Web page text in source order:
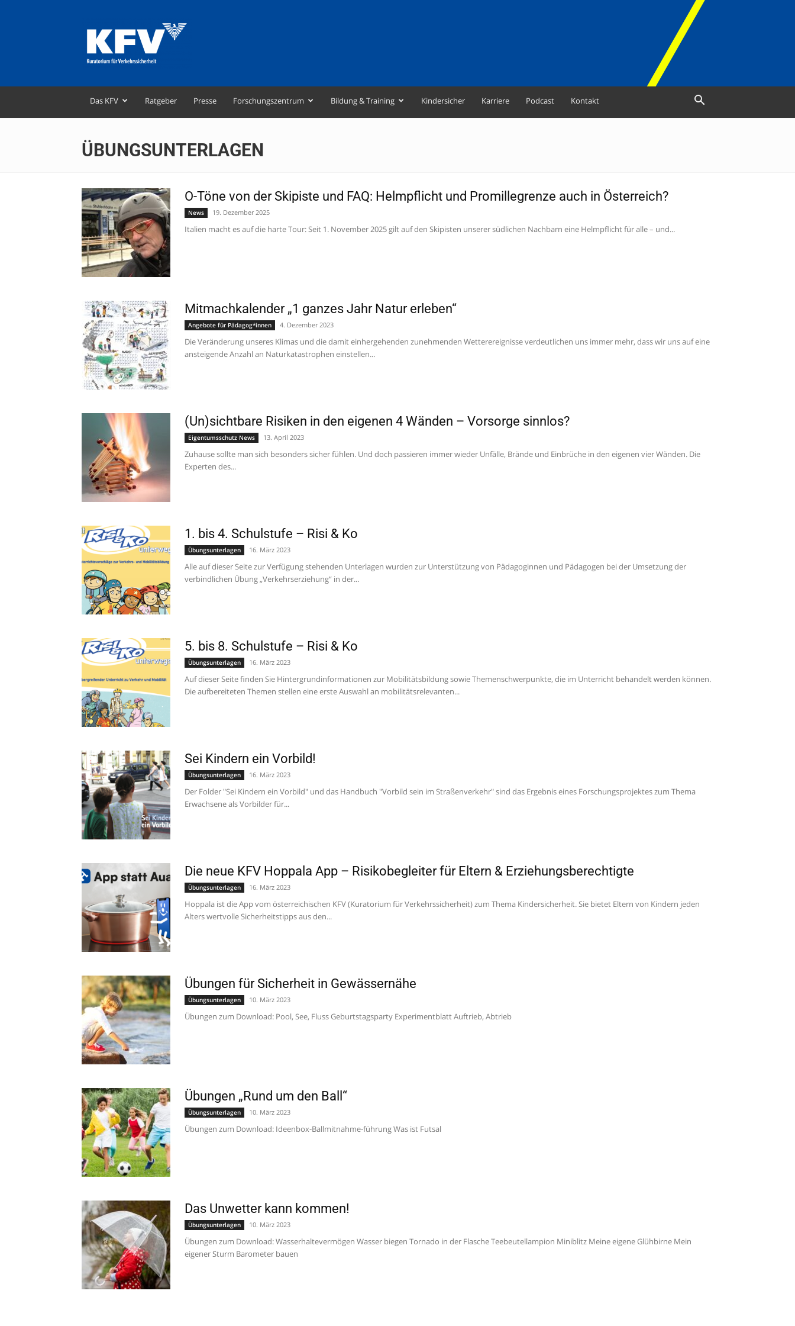
–
Kuratorium
für
Das KFV Ratgeber Presse Forschungszentrum Bildung & Training Kindersicher Karriere Podcast Kontakt
ÜBUNGSUNTERLAGEN
O-Töne von der Skipiste und FAQ: Helmpflicht und Promillegrenze auch in Österreich?
News 19. Dezember 2025
Italien macht es auf die harte Tour: Seit 1. November 2025 gilt auf den Skipisten unserer südlichen Nachbarn eine Helmpflicht für alle – und...
Mitmachkalender „1 ganzes Jahr Natur erleben“
Angebote für Pädagog*innen 4. Dezember 2023
Die Veränderung unseres Klimas und die damit einhergehenden zunehmenden Wetterereignisse verdeutlichen uns immer mehr, dass wir uns auf eine
ansteigende Anzahl an Naturkatastrophen einstellen...
(Un)sichtbare Risiken in den eigenen 4 Wänden – Vorsorge sinnlos?
Eigentumsschutz News 13. April 2023
Zuhause sollte man sich besonders sicher fühlen. Und doch passieren immer wieder Unfälle, Brände und Einbrüche in den eigenen vier Wänden. Die
Experten des...
1. bis 4. Schulstufe – Risi & Ko
Übungsunterlagen 16. März 2023
Alle auf dieser Seite zur Verfügung stehenden Unterlagen wurden zur Unterstützung von Pädagoginnen und Pädagogen bei der Umsetzung der
verbindlichen Übung „Verkehrserziehung“ in der...
5. bis 8. Schulstufe – Risi & Ko
Übungsunterlagen 16. März 2023
Auf dieser Seite finden Sie Hintergrundinformationen zur Mobilitätsbildung sowie Themenschwerpunkte, die im Unterricht behandelt werden können.
Die aufbereiteten Themen stellen eine erste Auswahl an mobilitätsrelevanten...
Sei Kindern ein Vorbild!
Übungsunterlagen 16. März 2023
Der Folder "Sei Kindern ein Vorbild" und das Handbuch "Vorbild sein im Straßenverkehr" sind das Ergebnis eines Forschungsprojektes zum Thema
Erwachsene als Vorbilder für...
Die neue KFV Hoppala App – Risikobegleiter für Eltern & Erziehungsberechtigte
Übungsunterlagen 16. März 2023
Hoppala ist die App vom österreichischen KFV (Kuratorium für Verkehrssicherheit) zum Thema Kindersicherheit. Sie bietet Eltern von Kindern jeden
Alters wertvolle Sicherheitstipps aus den...
Übungen für Sicherheit in Gewässernähe
Übungsunterlagen 10. März 2023
Übungen zum Download: Pool, See, Fluss Geburtstagsparty Experimentblatt Auftrieb, Abtrieb
Übungen „Rund um den Ball“
Übungsunterlagen 10. März 2023
Übungen zum Download: Ideenbox-Ballmitnahme-führung Was ist Futsal
Das Unwetter kann kommen!
Übungsunterlagen 10. März 2023
Übungen zum Download: Wasserhaltevermögen Wasser biegen Tornado in der Flasche Teebeutellampion Miniblitz Meine eigene Glühbirne Mein
eigener Sturm Barometer bauen